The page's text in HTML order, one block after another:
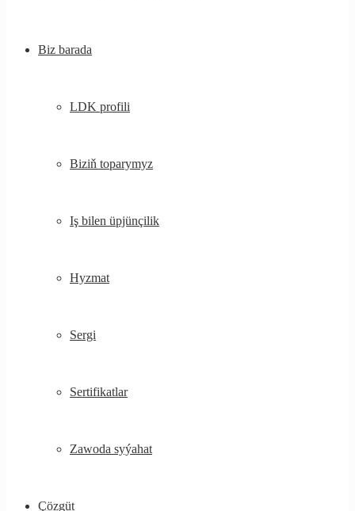
Biz barada
LDK profili
Biziň toparymyz
Iş bilen üpjünçilik
Hyzmat
Sergi
Sertifikatlar
Zawoda syýahat
Çözgüt